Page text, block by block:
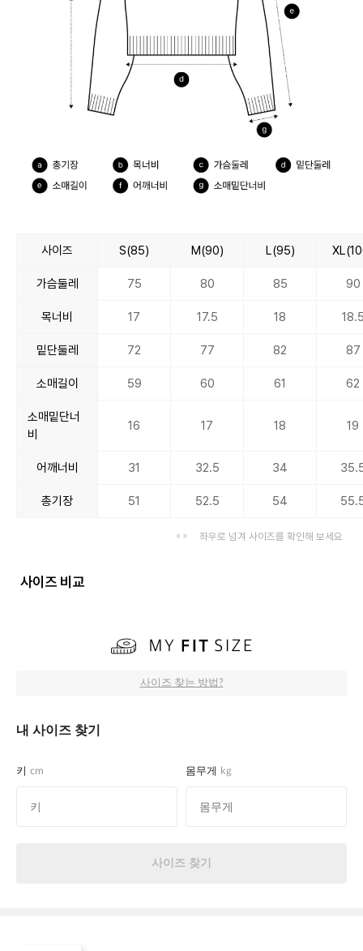
사이즈 S(85) M(90) L(95)
가슴둘레 75 80 85 90
목너비 17 17.5 18
밑단둘레 72 77 82 87
소매길이 59 60 61 62
소매밑단너
비
16 17 18 19
어깨너비 31 32.5 34
총기장 51 52.5 54
좌우로 넘겨 사이즈를 확인해 보세요
사이즈 비교